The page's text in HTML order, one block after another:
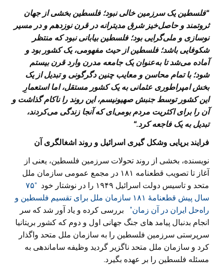
“فلسطین یک سرزمین خالی نبود؛ فلسطین بخشی از جهان
ثروتمند و حاصلخیز شرق مدیترانه در قرن نوزدهم و در مسیر
نوسازی و ملیگرایی بود؛ فلسطین بیابانی نبود که منتظر
شکوفایی باشد؛ فلسطین از حیث مفهومی، یک کشور بود و
آماده میشد تا بهعنوان یک جامعه مدرن وارد قرن بیستم
شود؛ با تمام محاسن و معایب چنین دگرگونی و تبدیل از یک
بخش امپراطوری عثمانی به یک کشور مستقل، اما استعمارِ
این کشور توسط جنبش صهیونیسم، این روند را ناکام گذاشت و
آن را برای اکثریت مردم بومیای که آنجا زندگی میکردند،
تبدیل به یک فاجعه کرد.“
فرایند برپایی وشکل گیری اسرائیل و روند اشغالگری آن
نویسنده، بخشی از روند تحولات سرزمین فلسطین، یعنی از
آغاز تا تصویب قطعنامه ۱۸۱ در مجمع عمومی سازمان ملل
متحد و تاسیس دولت اسرائیل ۱۹۴۹ را در نوشتار خود
“۷۵
سال پیش قطعنامۀ ۱۸۱ سازمان ملل برای تقسیم فلسطین و
راه‌حل ایران در آن زمان” بررسی کرده و یاد آور شد که سر
انجام بدنبال پیامد های جنگ جهانی اول و دوم که کشور بریتانیا
سرپرستی سرزمین فلسطین را به سازمان ملل متحد واگذار
کرد و سازمان ملل متحد ناگزیر گردید وظیفه ساماندهی به
مسئله فلسطین را بر عهده بگیرد.